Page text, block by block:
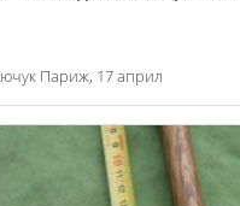
Париж, 17 април